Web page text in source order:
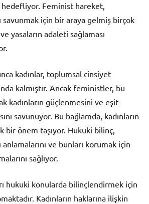
hedefliyor. Feminist hareket,
savunmak için bir araya gelmiş birçok
yasaların adaleti sağlaması
kadınlar, toplumsal cinsiyet
kalmıştır. Ancak feministler, bu
kadınların güçlenmesini ve eşit
savunuyor. Bu bağlamda, kadınların
bir önem taşıyor. Hukuki bilinç,
anlamalarını ve bunları korumak için
sağlıyor.
hukuki konularda bilinçlendirmek için
Kadınların haklarına ilişkin